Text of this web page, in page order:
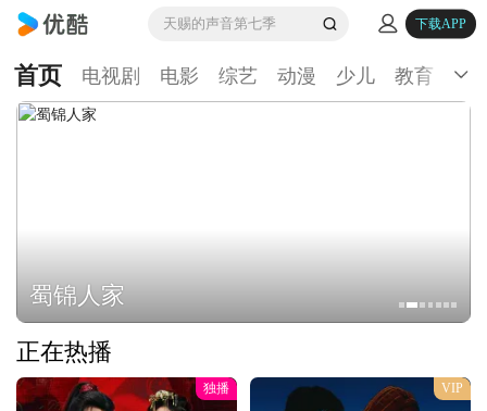
天赐的声音第七季 下载APP
首页 电视剧 电影 综艺 动漫 少儿 教育 生
蜀锦人家
正在热播
独播 VIP